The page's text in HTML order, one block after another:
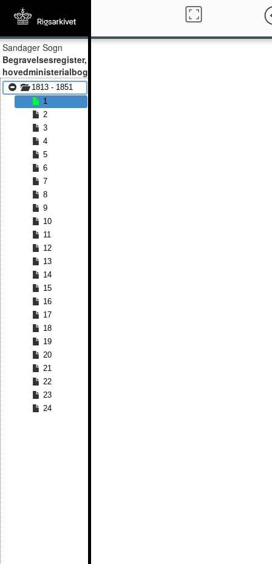
Sandager Sogn
Begravelsesregister,
hovedministerialbog
1813 - 1851
1
2
3
4
5
6
7
8
9
10
11
12
13
14
15
16
17
18
19
20
21
22
23
24